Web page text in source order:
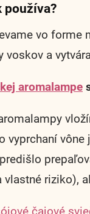
používa?
vo forme
voskov a
aromalampe
vyprchaní
predišlo
vlastné riziko),